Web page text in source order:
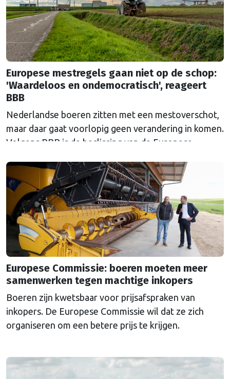
Europese mestregels gaan niet op de schop:
'Waardeloos en ondemocratisch', reageert
BBB
Nederlandse boeren zitten met een mestoverschot,
maar daar gaat voorlopig geen verandering in komen.
Volgens BBB is de beslissing van de Europese
Europese Commissie: boeren moeten meer
samenwerken tegen machtige inkopers
Boeren zijn kwetsbaar voor prijsafspraken van
inkopers. De Europese Commissie wil dat ze zich
organiseren om een betere prijs te krijgen.